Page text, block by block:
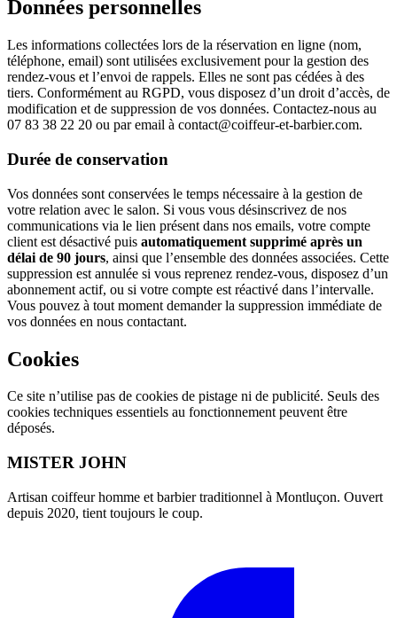
Données personnelles
Les informations collectées lors de la réservation en ligne (nom,
téléphone, email) sont utilisées exclusivement pour la gestion des
rendez-vous et l’envoi de rappels. Elles ne sont pas cédées à des
tiers. Conformément au RGPD, vous disposez d’un droit d’accès, de
modification et de suppression de vos données. Contactez-nous au
07 83 38 22 20 ou par email à contact@coiffeur-et-barbier.com.
Durée de conservation
Vos données sont conservées le temps nécessaire à la gestion de
votre relation avec le salon. Si vous vous désinscrivez de nos
communications via le lien présent dans nos emails, votre compte
client est désactivé puis automatiquement supprimé après un
délai de 90 jours, ainsi que l’ensemble des données associées. Cette
suppression est annulée si vous reprenez rendez-vous, disposez d’un
abonnement actif, ou si votre compte est réactivé dans l’intervalle.
Vous pouvez à tout moment demander la suppression immédiate de
vos données en nous contactant.
Cookies
Ce site n’utilise pas de cookies de pistage ni de publicité. Seuls des
cookies techniques essentiels au fonctionnement peuvent être
déposés.
MISTER JOHN
Artisan coiffeur homme et barbier traditionnel à Montluçon. Ouvert
depuis 2020, tient toujours le coup.